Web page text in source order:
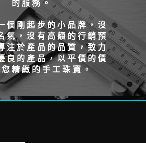
的服務。
個剛起步的小品牌，沒
氣，沒有高額的行銷預
注於產品的品質，致力
良的產品，以平價的價
精緻的手工珠寶。